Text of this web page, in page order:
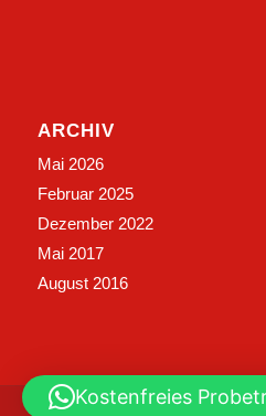
ARCHIV
Mai 2026
Februar 2025
Dezember 2022
Mai 2017
August 2016
Kostenfreies